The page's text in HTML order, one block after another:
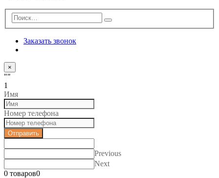
Заказать звонок
×
""
1
Имя
Номер телефона
Отправить
Previous
Next
0 товаров0